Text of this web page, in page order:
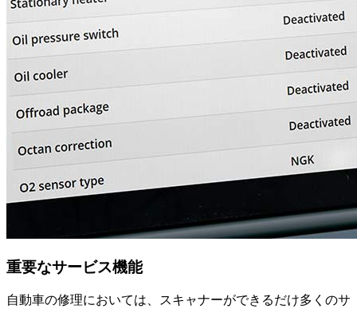
重要なサービス機能
自動車の修理においては、スキャナーができるだけ多くのサ